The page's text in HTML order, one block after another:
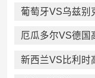
葡萄牙VS乌兹别
厄瓜多尔VS德国
新西兰VS比利时